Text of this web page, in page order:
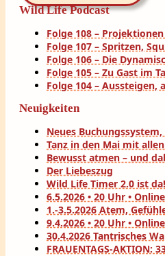
Wild Life Podcast
Folge 108 –
Folge 107 – Spritzen,
Folge 106 – Die
Folge 105 – Zu Gast im
Folge 104 – Aussteigen,
Neuigkeiten
Neues
Tanz in den Mai mit
Bewusst atmen – und
Der Liebeszug
Wild Life Timer 2.0 ist da!
6.5.2026 • 20 Uhr •
1.-3.5.2026 Atem,
9.4.2026 • 20 Uhr •
30.4.2026 Tantrisches
FRAUENTAGS-AKTION: